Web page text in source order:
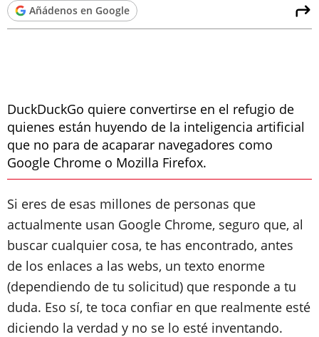
Añádenos en Google
DuckDuckGo quiere convertirse en el refugio de
quienes están huyendo de la inteligencia artificial
que no para de acaparar navegadores como
Google Chrome o Mozilla Firefox.
Si eres de esas millones de personas que
actualmente usan Google Chrome, seguro que, al
buscar cualquier cosa, te has encontrado, antes
de los enlaces a las webs, un texto enorme
(dependiendo de tu solicitud) que responde a tu
duda. Eso sí, te toca confiar en que realmente esté
diciendo la verdad y no se lo esté inventando.